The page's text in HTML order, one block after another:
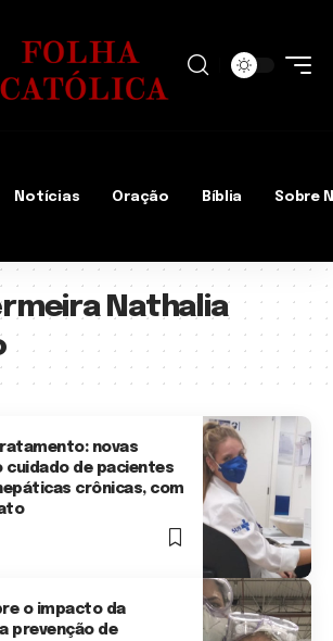
Notícias Oração Bíblia Sobre
Nathalia
novas
cuidado de pacientes
crônicas, com
o impacto da
prevenção de